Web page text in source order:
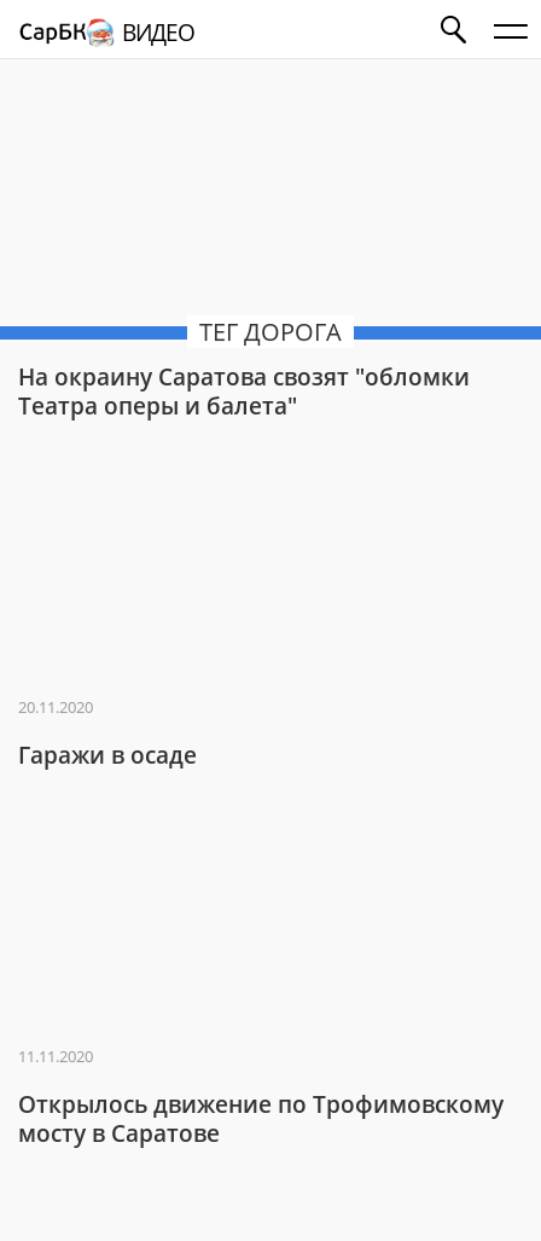
ВИДЕО
ТЕГ ДОРОГА
На окраину Саратова свозят "обломки
Театра оперы и балета"
20.11.2020
Гаражи в осаде
11.11.2020
Открылось движение по Трофимовскому
мосту в Саратове